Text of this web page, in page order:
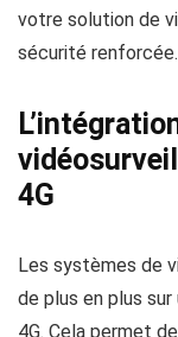
votre solution de
sécurité renforcée.
4G
Les systèmes de
de plus en plus
4G. Cela permet